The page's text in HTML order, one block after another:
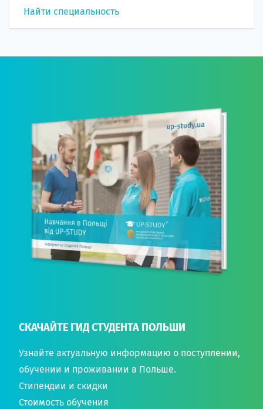
Найти специальность
СКАЧАЙТЕ ГИД СТУДЕНТА ПОЛЬШИ
Узнайте актуальную информацию о поступлении,
обучении и проживании в Польше.
Стипендии и скидки
Стоимость обучения